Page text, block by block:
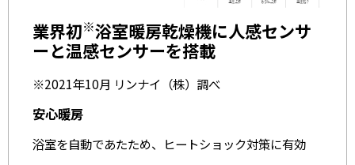
業界初※浴室暖房乾燥機に人感センサ
ーと温感センサーを搭載
※2021年10月 リンナイ（株）調べ
安心暖房
浴室を自動であたため、ヒートショック対策に有効